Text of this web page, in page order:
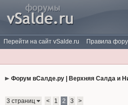
Перейти на сайт vSalde.ru Правила
Форум вСалде.ру | Верхняя Салда и
3 страниц < 1 2 3 >